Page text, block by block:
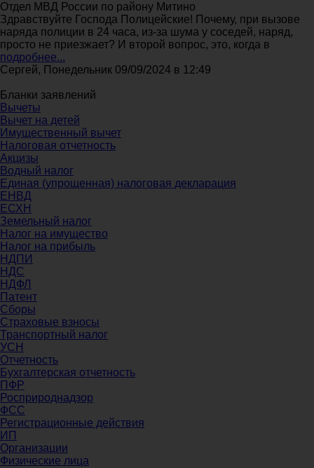
Отдел МВД России по району Митино
Здравствуйте Господа Полицейские! Почему, при вызове
наряда полиции в 24 часа, из-за шума у соседей, наряд,
просто не приезжает? И второй вопрос, это, когда в
подробнее...
Сергей, Понедельник 09/09/2024 в 12:49
Бланки заявлений
Вычеты
Вычет на детей
Имущественный вычет
Налоговая отчетность
Акцизы
Водный налог
Единая (упрощенная) налоговая декларация
ЕНВД
ЕСХН
Земельный налог
Налог на имущество
Налог на прибыль
НДПИ
НДС
НДФЛ
Патент
Сборы
Страховые взносы
Транспортный налог
УСН
Отчетность
Бухгалтерская отчетность
ПФР
Росприроднадзор
ФСС
Регистрационные действия
ИП
Организации
Физические лица